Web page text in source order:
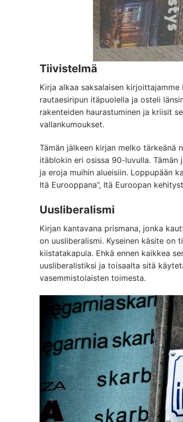
Tiivistelmä
Kirja alkaa saksalaisen
rautaesiripun itäpuolella ja osteli
rakenteiden haurastuminen ja kriisit
vallankumoukset.
Tämän jälkeen kirjan melko tärkeänä
itäblokin eri osissa 90-luvulla.
ja eroja muihin alueisiin. Loppupään
Itä Eurooppana”, Itä Euroopan
Uusliberalismi
Kirjan kantavana prismana, jonka
on uusliberalismi. Kyseinen käsite on
kiistatakapula. Ehkä ennen kaikkea
uusliberalistiksi ja toisaalta sitä
vasemmistolaisten toimesta.